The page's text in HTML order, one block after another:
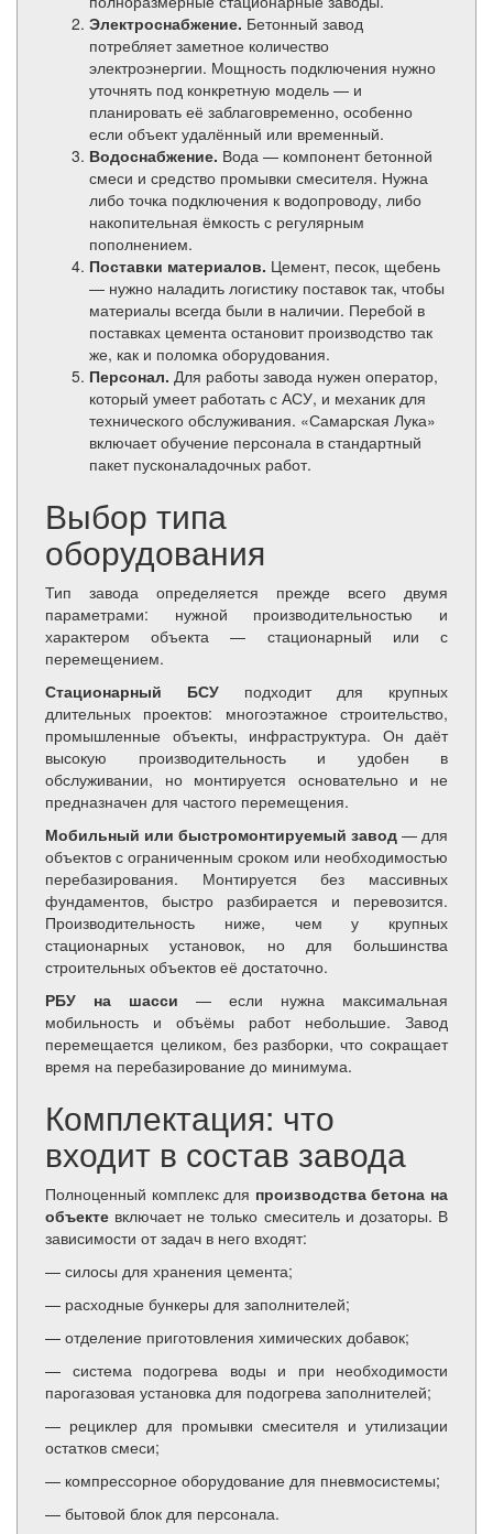
Электроснабжение. Бетонный завод
потребляет заметное количество
электроэнергии. Мощность подключения нужно
уточнять под конкретную модель — и
планировать её заблаговременно, особенно
если объект удалённый или временный.
Водоснабжение. Вода — компонент бетонной
смеси и средство промывки смесителя. Нужна
либо точка подключения к водопроводу, либо
накопительная ёмкость с регулярным
пополнением.
Поставки материалов. Цемент, песок, щебень
— нужно наладить логистику поставок так, чтобы
материалы всегда были в наличии. Перебой в
поставках цемента остановит производство так
же, как и поломка оборудования.
Персонал. Для работы завода нужен оператор,
который умеет работать с АСУ, и механик для
технического обслуживания. «Самарская Лука»
включает обучение персонала в стандартный
пакет пусконаладочных работ.
Выбор типа
оборудования
Тип завода определяется прежде всего двумя
параметрами: нужной производительностью и
характером объекта — стационарный или с
перемещением.
Стационарный БСУ подходит для крупных
длительных проектов: многоэтажное строительство,
промышленные объекты, инфраструктура. Он даёт
высокую производительность и удобен в
обслуживании, но монтируется основательно и не
предназначен для частого перемещения.
Мобильный или быстромонтируемый завод — для
объектов с ограниченным сроком или необходимостью
перебазирования. Монтируется без массивных
фундаментов, быстро разбирается и перевозится.
Производительность ниже, чем у крупных
стационарных установок, но для большинства
строительных объектов её достаточно.
РБУ на шасси — если нужна максимальная
мобильность и объёмы работ небольшие. Завод
перемещается целиком, без разборки, что сокращает
время на перебазирование до минимума.
Комплектация: что
входит в состав завода
Полноценный комплекс для производства бетона на
объекте включает не только смеситель и дозаторы. В
зависимости от задач в него входят:
— силосы для хранения цемента;
— расходные бункеры для заполнителей;
— отделение приготовления химических добавок;
— система подогрева воды и при необходимости
парогазовая установка для подогрева заполнителей;
— рециклер для промывки смесителя и утилизации
остатков смеси;
— компрессорное оборудование для пневмосистемы;
— бытовой блок для персонала.